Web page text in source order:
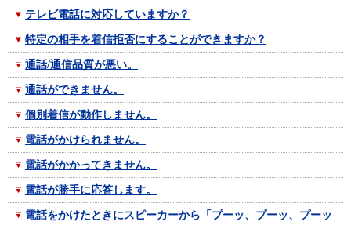
テレビ電話に対応していますか？
特定の相手を着信拒否にすることができますか？
通話/通信品質が悪い。
通話ができません。
個別着信が動作しません。
電話がかけられません。
電話がかかってきません。
電話が勝手に応答します。
電話をかけたときにスピーカーから「プーッ、プーッ、プーッ